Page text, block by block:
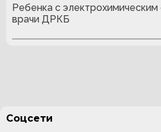
Ребенка с
врачи ДРКБ
Соцсети